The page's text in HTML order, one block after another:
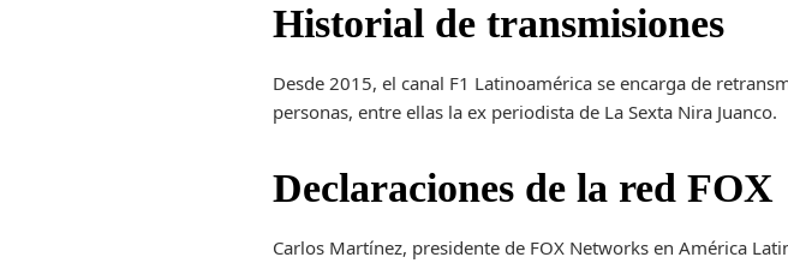
Historial de transmisiones
Desde 2015, el canal F1 Latinoamérica se encarga de
personas, entre ellas la ex periodista de La Sexta Nira Juanco.
Declaraciones de la red FOX
Carlos Martínez, presidente de FOX Networks en América